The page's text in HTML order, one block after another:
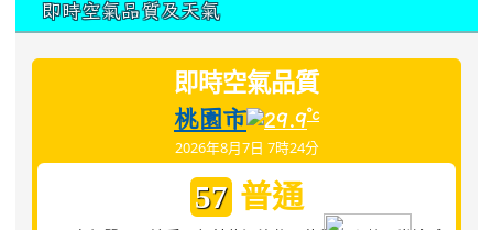
即時空氣品質及天氣
即時空氣品質
桃園市 29.9°c
2026年8月7日 7時24分
57 普通